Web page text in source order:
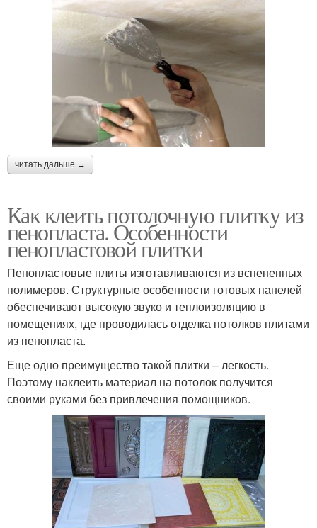
читать дальше →
Как клеить потолочную плитку из
пенопласта. Особенности
пенопластовой плитки
Пенопластовые плиты изготавливаются из вспененных
полимеров. Структурные особенности готовых панелей
обеспечивают высокую звуко и теплоизоляцию в
помещениях, где проводилась отделка потолков плитами
из пенопласта.
Еще одно преимущество такой плитки – легкость.
Поэтому наклеить материал на потолок получится
своими руками без привлечения помощников.